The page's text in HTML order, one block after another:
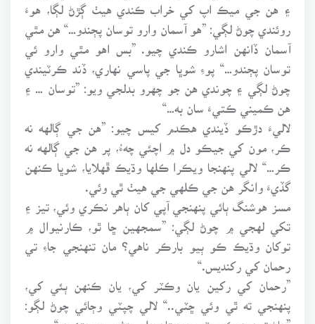
۽ هن جي ميڪ اپ کي خراب ڪندي هيٺ ڳڙڻ لڳا، هوءَ
روئندي چوڻ لڳي: ”هو آسمان وارو توسان پڄندو…“ هن مٿي
آسمان ڏانهن اشارو ڪندي چيو. ”بس اهو مٿي وارو ئي
توسان پڄندو…“ پوءِ شوڀا جي پاسي نهاري، ڏند ڪرٽيندي
چوڻ لڳي ۽ چوندي هن جو چهرو بدلجي ويو: ”توسان … ۽
هن ڪميني ڪتيءَ سان به…“
لاليءَ دڙڪو ڏيندي هڪدم کيس چيو: ”هن جي ڳالهه نه
ڪر، مون کي جيڪو دل ۾ اچئي چهءُ، پر هن جي ڳالهه نه
ڪر…“ لالي پنهنجا ويڪرا ڪلها وڌيڪ ڦهلايا، شوڀا ڪنهن
گڏيءَ وانگر هن جي ڪلهي جي هيٺ ٿي وئي.
مسز هوشنگ ٻائي پنهنجي آپي کان ٻاهر نڪري وئي، تيز ۽
تکي لهجي ۾ چوڻ لڳي: ”سمجهين ڇا ٿو، ڪارنيوال ۾
توکان وڌيڪ ڪو ٻيو بارڪر ناهي؟ مان تنهنجي جاءِ تي
رحمان کي رکنديس.“
”رحمان کي رکين يان وڪٽر کي، يان ڪنهن ٻئي کي،
پنهنجي ته ٿي وئي ڇٽي..“ لالي چپٽي وڄائي چوڻ لڳو:
”هاڻ تون به ڪر ڇٽي، ۽ هتان هلي پهءُ … ڀڄ هتئون.“